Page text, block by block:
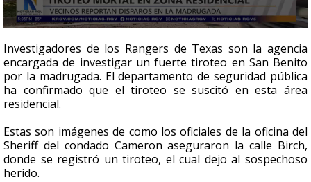
seconds
of
2
minutes,
21
seconds
Investigadores de los Rangers de Texas son la agencia
encargada de investigar un fuerte tiroteo en San Benito
por la madrugada. El departamento de seguridad pública
ha confirmado que el tiroteo se suscitó en esta área
residencial.
Estas son imágenes de como los oficiales de la oficina del
Sheriff del condado Cameron aseguraron la calle Birch,
donde se registró un tiroteo, el cual dejo al sospechoso
herido.